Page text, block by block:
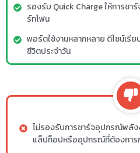
รองรับ Quick Charge ให้การชา
ร์ทโฟน
พอร์ตใช้งานหลากหลาย ดีไซน์เรีย
ชีวิตประจำวัน
ไม่รองรับการชาร์จอุปกรณ์พลัง
แล็ปท็อปหรืออุปกรณ์ที่ต้องการ